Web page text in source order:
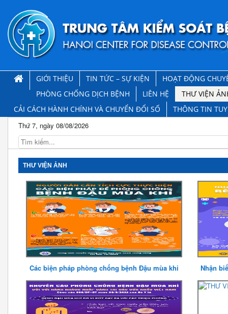
GIỚI THIỆU TIN TỨC – SỰ KIỆN
HOẠT ĐỘNG
PHÒNG CHỐNG DỊCH BỆNH
LIÊN HỆ
THƯ VIỆN
CẢI CÁCH HÀNH CHÍNH VÀ CHUYỂN ĐỔI SỐ
THÔNG TIN
Thứ 7, ngày 08/08/2026
THƯ VIỆN ẢNH
Các biện pháp phòng chống bệnh Đậu mùa khỉ Nhận